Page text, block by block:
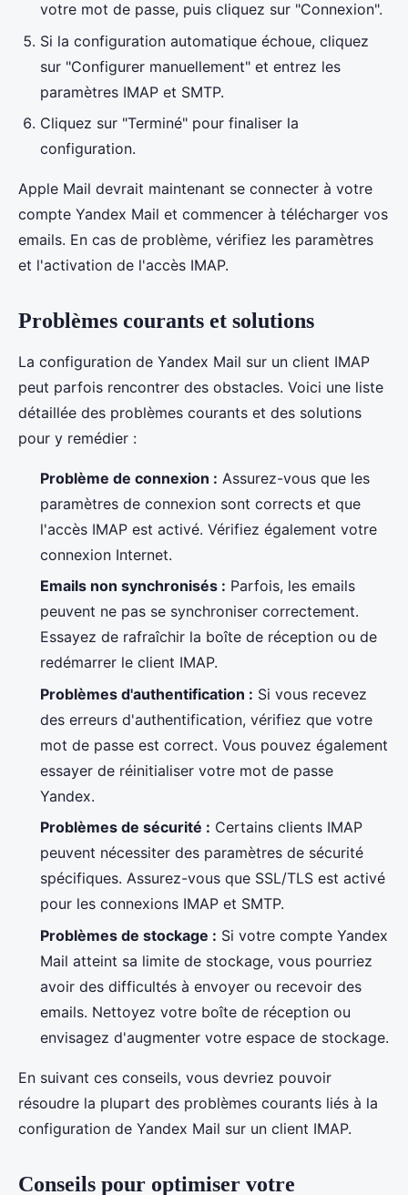
votre mot de passe, puis cliquez sur "Connexion".
Si la configuration automatique échoue, cliquez
sur "Configurer manuellement" et entrez les
paramètres IMAP et SMTP.
Cliquez sur "Terminé" pour finaliser la
configuration.
Apple Mail devrait maintenant se connecter à votre
compte Yandex Mail et commencer à télécharger vos
emails. En cas de problème, vérifiez les paramètres
et l'activation de l'accès IMAP.
Problèmes courants et solutions
La configuration de Yandex Mail sur un client IMAP
peut parfois rencontrer des obstacles. Voici une liste
détaillée des problèmes courants et des solutions
pour y remédier :
Problème de connexion : Assurez-vous que les
paramètres de connexion sont corrects et que
l'accès IMAP est activé. Vérifiez également votre
connexion Internet.
Emails non synchronisés : Parfois, les emails
peuvent ne pas se synchroniser correctement.
Essayez de rafraîchir la boîte de réception ou de
redémarrer le client IMAP.
Problèmes d'authentification : Si vous recevez
des erreurs d'authentification, vérifiez que votre
mot de passe est correct. Vous pouvez également
essayer de réinitialiser votre mot de passe
Yandex.
Problèmes de sécurité : Certains clients IMAP
peuvent nécessiter des paramètres de sécurité
spécifiques. Assurez-vous que SSL/TLS est activé
pour les connexions IMAP et SMTP.
Problèmes de stockage : Si votre compte Yandex
Mail atteint sa limite de stockage, vous pourriez
avoir des difficultés à envoyer ou recevoir des
emails. Nettoyez votre boîte de réception ou
envisagez d'augmenter votre espace de stockage.
En suivant ces conseils, vous devriez pouvoir
résoudre la plupart des problèmes courants liés à la
configuration de Yandex Mail sur un client IMAP.
Conseils pour optimiser votre